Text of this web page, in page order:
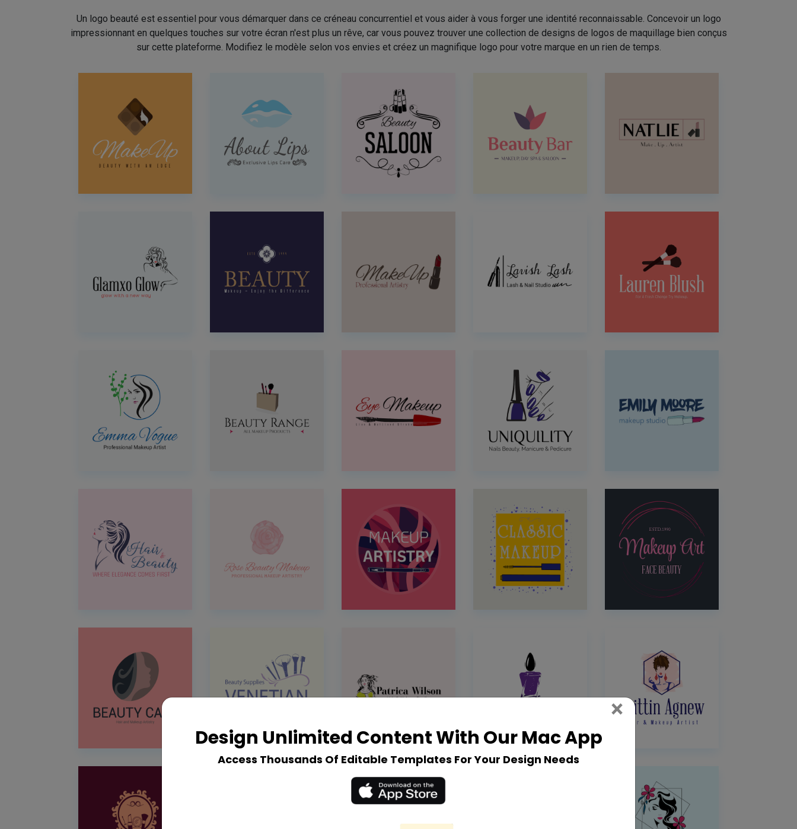
Un logo beauté est essentiel pour vous démarquer dans ce créneau concurrentiel et vous aider à vous forger une identité reconnaissable. Concevoir un logo
impressionnant en quelques touches sur votre écran n'est plus un rêve, car vous pouvez trouver une collection de designs de logos de maquillage bien conçus
sur cette plateforme. Modifiez le modèle selon vos envies et créez un magnifique logo pour votre marque en un rien de temps.
Design Unlimited Content With Our Mac App
Access Thousands Of Editable Templates For Your Design Needs
× Close